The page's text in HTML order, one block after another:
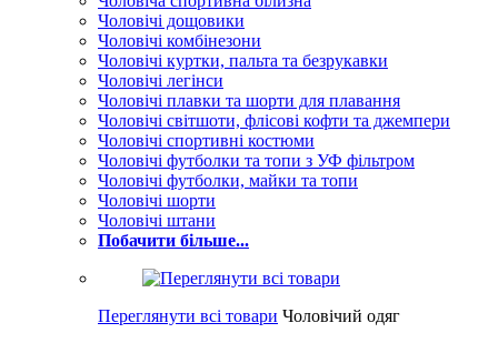
Чоловічі дощовики
Чоловічі комбінезони
Чоловічі куртки, пальта та безрукавки
Чоловічі легінси
Чоловічі плавки та шорти для плавання
Чоловічі світшоти, флісові кофти та джемпери
Чоловічі спортивні костюми
Чоловічі футболки та топи з УФ фільтром
Чоловічі футболки, майки та топи
Чоловічі шорти
Чоловічі штани
Побачити більше...
Переглянути всі товари Чоловічий одяг